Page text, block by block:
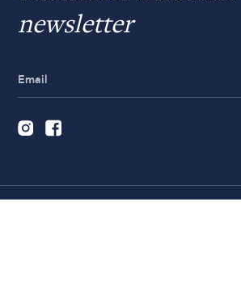
newsletter